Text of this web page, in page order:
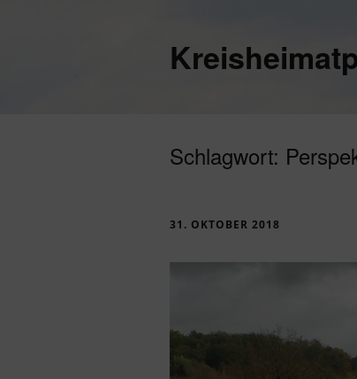
Schlagwort:
31. OKTOBER 2018